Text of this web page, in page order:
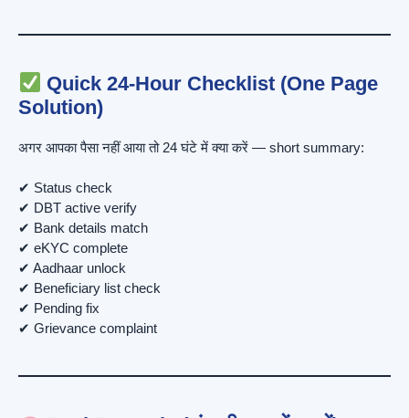
Quick 24-Hour Checklist (One Page
Solution)
अगर आपका पैसा नहीं आया तो 24 घंटे में क्या करें — short summary:
✔ Status check
✔ DBT active verify
✔ Bank details match
✔ eKYC complete
✔ Aadhaar unlock
✔ Beneficiary list check
✔ Pending fix
✔ Grievance complaint